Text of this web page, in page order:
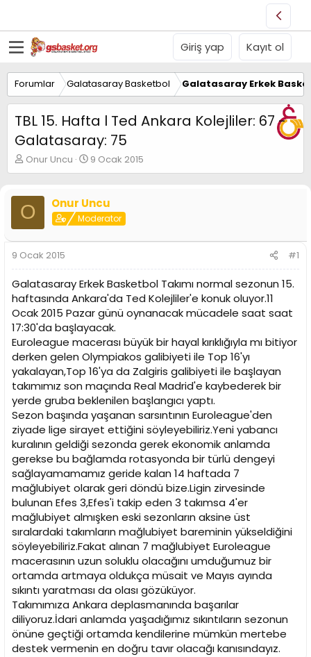
Giriş yap Kayıt ol
Forumlar Galatasaray Basketbol Galatasaray Erkek
TBL 15. Hafta l Ted Ankara Kolejliler: 67 -
Galatasaray: 75
K
o
u
y
u
B
a
ş
l
a
t
a
n
Onur Uncu
B
a
a
n
ı
t
a
r
i
h
i
9 Ocak 2015
O Onur Uncu
Moderator
9 Ocak 2015 #1
Galatasaray Erkek Basketbol Takımı normal sezonun 15.
haftasında Ankara'da Ted Kolejliler'e konuk oluyor.11
Ocak 2015 Pazar günü oynanacak mücadele saat saat
17:30'da başlayacak.
Euroleague macerası büyük bir hayal kırıklığıyla mı bitiyor
derken gelen Olympiakos galibiyeti ile Top 16'yı
yakalayan,Top 16'ya da Zalgiris galibiyeti ile başlayan
takımımız son maçında Real Madrid'e kaybederek bir
yerde gruba beklenilen başlangıcı yaptı.
Sezon başında yaşanan sarsıntının Euroleague'den
ziyade lige sirayet ettiğini söyleyebiliriz.Yeni yabancı
kuralının geldiği sezonda gerek ekonomik anlamda
gerekse bu bağlamda rotasyonda bir türlü dengeyi
sağlayamamamız geride kalan 14 haftada 7
mağlubiyet olarak geri döndü bize.Ligin zirvesinde
bulunan Efes 3,Efes'i takip eden 3 takımsa 4'er
mağlubiyet almışken eski sezonların aksine üst
sıralardaki takımların mağlubiyet bareminin yükseldiğini
söyleyebiliriz.Fakat alınan 7 mağlubiyet Euroleague
macerasının uzun soluklu olacağını umduğumuz bir
ortamda artmaya oldukça müsait ve Mayıs ayında
sıkıntı yaratması da olası gözüküyor.
Takımımıza Ankara deplasmanında başarılar
diliyoruz.İdari anlamda yaşadığımız sıkıntıların sezonun
önüne geçtiği ortamda kendilerine mümkün mertebe
destek vermenin en doğru tavır olacağı kanısındayız.